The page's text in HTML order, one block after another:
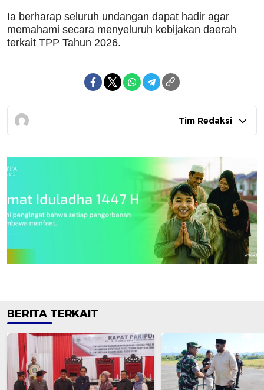
Ia berharap seluruh undangan dapat hadir agar
memahami secara menyeluruh kebijakan daerah
terkait TPP Tahun 2026.
Tim Redaksi
BERITA TERKAIT